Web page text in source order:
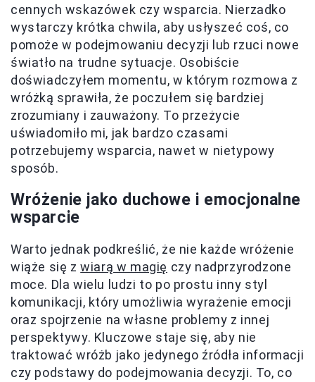
cennych wskazówek czy wsparcia. Nierzadko
wystarczy krótka chwila, aby usłyszeć coś, co
pomoże w podejmowaniu decyzji lub rzuci nowe
światło na trudne sytuacje. Osobiście
doświadczyłem momentu, w którym rozmowa z
wróżką sprawiła, że poczułem się bardziej
zrozumiany i zauważony. To przeżycie
uświadomiło mi, jak bardzo czasami
potrzebujemy wsparcia, nawet w nietypowy
sposób.
Wróżenie jako duchowe i emocjonalne
wsparcie
Warto jednak podkreślić, że nie każde wróżenie
wiąże się zwiarą w magię czy nadprzyrodzone
moce. Dla wielu ludzi to po prostu inny styl
komunikacji, który umożliwia wyrażenie emocji
oraz spojrzenie na własne problemy z innej
perspektywy. Kluczowe staje się, aby nie
traktować wróżb jako jedynego źródła informacji
czy podstawy do podejmowania decyzji. To, co